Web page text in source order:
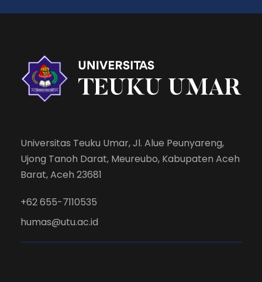
Universitas Teuku Umar, Jl. Alue Peunyareng,
Ujong Tanoh Darat, Meureubo, Kabupaten Aceh
Barat, Aceh 23681
+62 655-7110535
humas@utu.ac.id